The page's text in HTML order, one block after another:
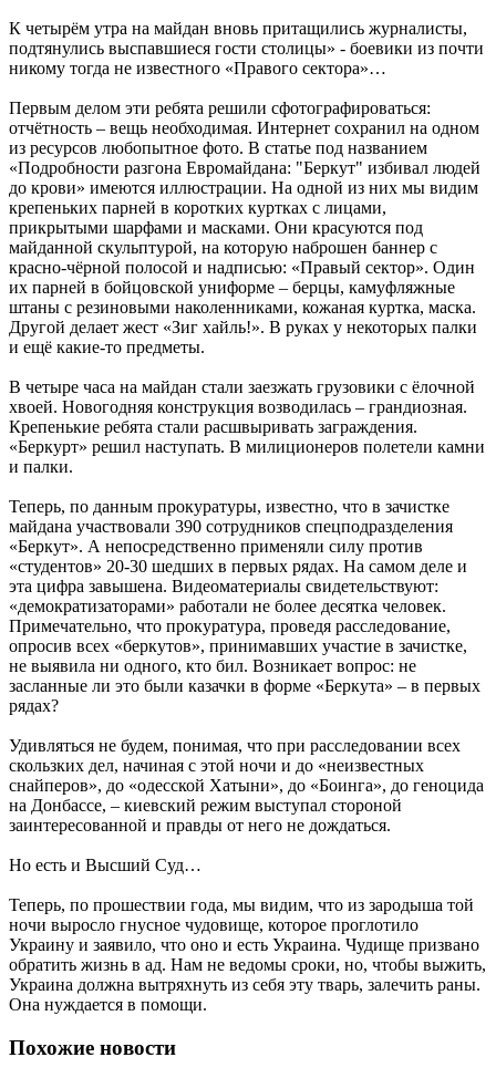
К четырём утра на майдан вновь притащились журналисты,
подтянулись выспавшиеся гости столицы» - боевики из почти
никому тогда не известного «Правого сектора»…
Первым делом эти ребята решили сфотографироваться:
отчётность – вещь необходимая. Интернет сохранил на одном
из ресурсов любопытное фото. В статье под названием
«Подробности разгона Евромайдана: "Беркут" избивал людей
до крови» имеются иллюстрации. На одной из них мы видим
крепеньких парней в коротких куртках с лицами,
прикрытыми шарфами и масками. Они красуются под
майданной скульптурой, на которую наброшен баннер с
красно-чёрной полосой и надписью: «Правый сектор». Один
их парней в бойцовской униформе – берцы, камуфляжные
штаны с резиновыми наколенниками, кожаная куртка, маска.
Другой делает жест «Зиг хайль!». В руках у некоторых палки
и ещё какие-то предметы.
В четыре часа на майдан стали заезжать грузовики с ёлочной
хвоей. Новогодняя конструкция возводилась – грандиозная.
Крепенькие ребята стали расшвыривать заграждения.
«Беркурт» решил наступать. В милиционеров полетели камни
и палки.
Теперь, по данным прокуратуры, известно, что в зачистке
майдана участвовали 390 сотрудников спецподразделения
«Беркут». А непосредственно применяли силу против
«студентов» 20-30 шедших в первых рядах. На самом деле и
эта цифра завышена. Видеоматериалы свидетельствуют:
«демократизаторами» работали не более десятка человек.
Примечательно, что прокуратура, проведя расследование,
опросив всех «беркутов», принимавших участие в зачистке,
не выявила ни одного, кто бил. Возникает вопрос: не
засланные ли это были казачки в форме «Беркута» – в первых
рядах?
Удивляться не будем, понимая, что при расследовании всех
скользких дел, начиная с этой ночи и до «неизвестных
снайперов», до «одесской Хатыни», до «Боинга», до геноцида
на Донбассе, – киевский режим выступал стороной
заинтересованной и правды от него не дождаться.
Но есть и Высший Суд…
Теперь, по прошествии года, мы видим, что из зародыша той
ночи выросло гнусное чудовище, которое проглотило
Украину и заявило, что оно и есть Украина. Чудище призвано
обратить жизнь в ад. Нам не ведомы сроки, но, чтобы выжить,
Украина должна вытряхнуть из себя эту тварь, залечить раны.
Она нуждается в помощи.
Похожие новости